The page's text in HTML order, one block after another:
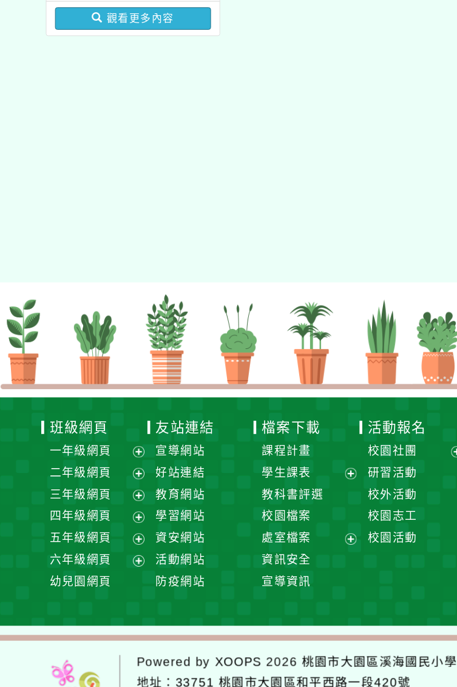
局辦理「115年度教師專
業成長研習實施計畫－夢
觀看更多內容
班級網頁
一年級網頁
展
開
選
單
二年級網頁
展
選
單
三年級網頁
展
選
單
四年級網頁
展
選
五年級網頁
展
六年級網頁
單
幼兒園網頁
友站連結
宣導網站
好站連結
教育網站
學習網站
資安網站
活動網站
防疫網站
檔案下載
課程計畫
學生課表
單
教科書評選
校園檔案
處室檔案
資訊安全
宣導資訊
活動報名
校園社團
研習活動
校外活動
校園志工
校園活動
Powered by XOOPS 2026桃園市大園區溪海國民小學
地址： 33751 桃園市大園區和平西路一段420號